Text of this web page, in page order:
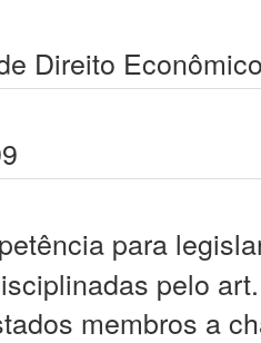
Direito
para
pelo
membros a